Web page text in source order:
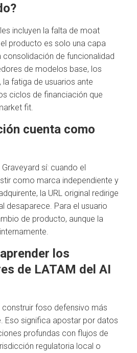
incluyen la falta de moat
producto es solo una capa
consolidación de funcionalidad
de modelos base, los
fatiga de usuarios ante
ciclos de financiación que
fit.
cuenta como
sí: cuando el
como marca independiente y
la URL original redirige
desaparece. Para el usuario
de producto, aunque la
los
de LATAM del AI
foso defensivo más
Eso significa apostar por datos
profundas con flujos de
regulatoria local o